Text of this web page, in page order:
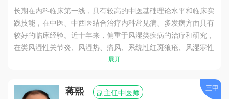
长期在内科临床第一线，具有较高的中医基础理论水平和临床实
践技能，在中医、中西医结合治疗内科常见病、多发病方面具有
较好的临床经验。近十年来，偏重于风湿类疾病的治疗和研究，
在类风湿性关节炎、风湿热、痛风、系统性红斑狼疮、风湿寒性
关节痛等病的诊治方面，积累了较为丰富的经验。专家门诊时
展开
蒋熙 副主任中医师
三甲